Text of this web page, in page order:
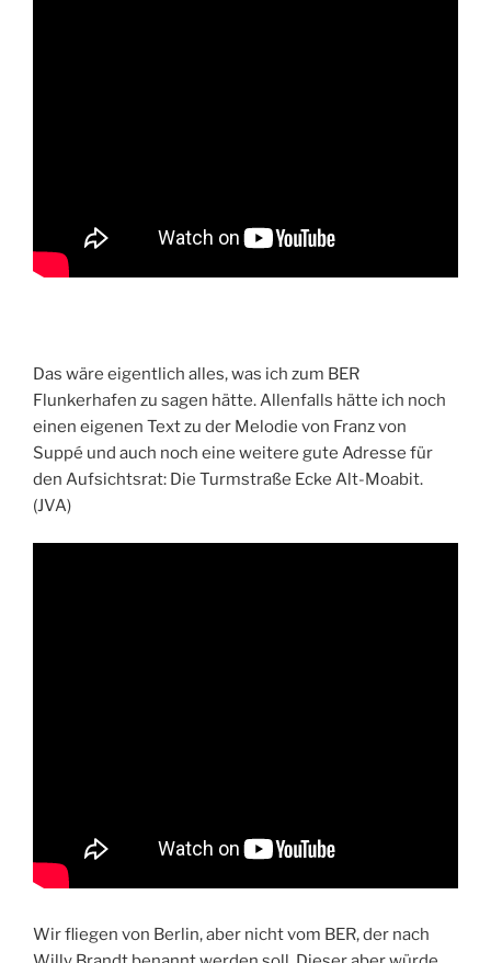
Das wäre eigentlich alles, was ich zum BER
Flunkerhafen zu sagen hätte. Allenfalls hätte ich noch
einen eigenen Text zu der Melodie von Franz von
Suppé und auch noch eine weitere gute Adresse für
den Aufsichtsrat: Die Turmstraße Ecke Alt-Moabit.
(JVA)
Wir fliegen von Berlin, aber nicht vom BER, der nach